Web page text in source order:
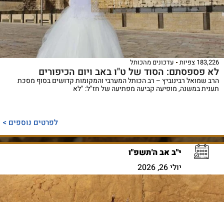
183,226 צפיות עדכונים מהכותל
לא פספסתם: הסוד של ט"ו באב ויום הכיפורים
הרב שמואל רבינוביץ – רב הכותל המערבי והמקומות קדושים בסוף מסכת
תענית במשנה, מופיעה קביעה מפתיעה של חז"ל: "לא
לפרטים נוספים >
י"ב אב ה'תשפ"ו
יולי 26, 2026